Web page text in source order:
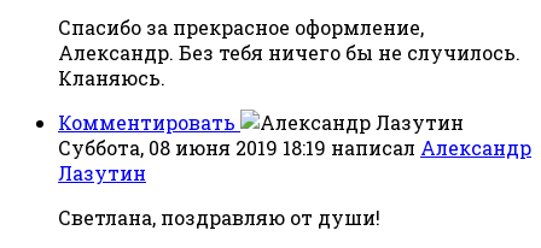
Спасибо за прекрасное оформление,
Александр. Без тебя ничего бы не случилось.
Кланяюсь.
Комментировать
Суббота, 08 июня 2019 18:19 написал Александр
Лазутин
Светлана, поздравляю от души!